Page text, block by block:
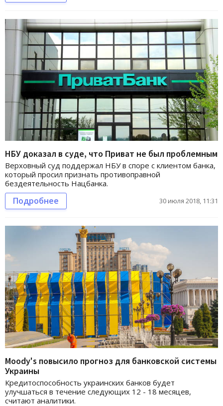
НБУ доказал в суде, что Приват не был проблемным
Верховный суд поддержал НБУ в споре с клиентом банка,
который просил признать противоправной
бездеятельность Нацбанка.
Подробнее 30 июля 2018, 11:31
Moody's повысило прогноз для банковской системы
Украины
Кредитоспособность украинских банков будет
улучшаться в течение следующих 12 - 18 месяцев,
считают аналитики.